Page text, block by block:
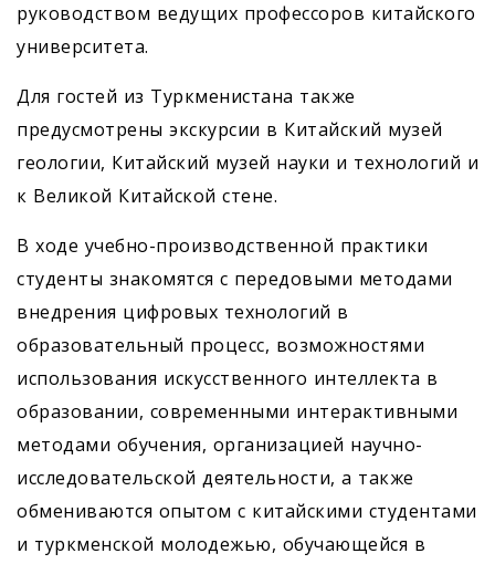
руководством ведущих профессоров китайского
университета.
Для гостей из Туркменистана также
предусмотрены экскурсии в Китайский музей
геологии, Китайский музей науки и технологий и
к Великой Китайской стене.
В ходе учебно-производственной практики
студенты знакомятся с передовыми методами
внедрения цифровых технологий в
образовательный процесс, возможностями
использования искусственного интеллекта в
образовании, современными интерактивными
методами обучения, организацией научно-
исследовательской деятельности, а также
обмениваются опытом с китайскими студентами
и туркменской молодежью, обучающейся в